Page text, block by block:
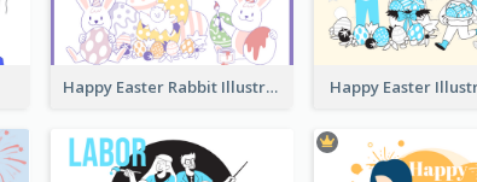
Happy Easter Rabbit Illustration Happy Easter